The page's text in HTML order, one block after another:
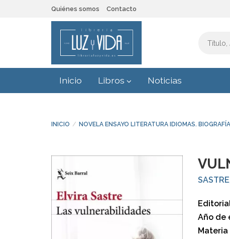
Quiénes somos Contacto
Inicio Libros Noticias
INICIO NOVELA ENSAYO LITERATURA IDIOMAS.
Año de
Materia